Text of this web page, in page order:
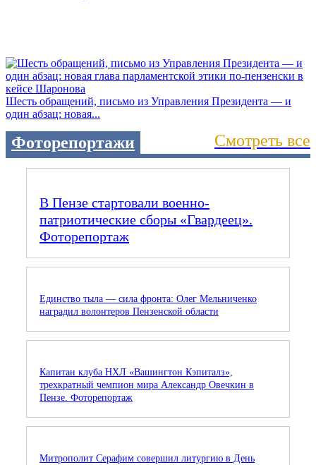
Шесть обращений, письмо из Управления Президента — и
один абзац: новая...
Фоторепортажи Смотреть все
В Пензе стартовали военно-
патриотические сборы «Гвардеец».
Фоторепортаж
Единство тыла — сила фронта: Олег Мельниченко
наградил волонтеров Пензенской области
Капитан клуба НХЛ «Вашингтон Кэпиталз»,
трехкратный чемпион мира Александр Овечкин в
Пензе. Фоторепортаж
Митрополит Серафим совершил литургию в День